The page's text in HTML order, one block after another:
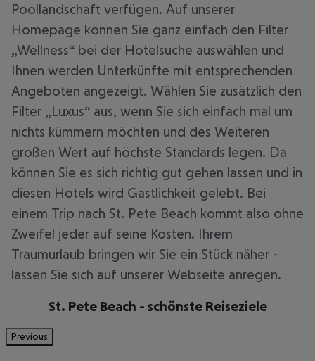
Poollandschaft verfügen. Auf unserer
Homepage können Sie ganz einfach den Filter
„Wellness“ bei der Hotelsuche auswählen und
Ihnen werden Unterkünfte mit entsprechenden
Angeboten angezeigt. Wählen Sie zusätzlich den
Filter „Luxus“ aus, wenn Sie sich einfach mal um
nichts kümmern möchten und des Weiteren
großen Wert auf höchste Standards legen. Da
können Sie es sich richtig gut gehen lassen und in
diesen Hotels wird Gastlichkeit gelebt. Bei
einem Trip nach St. Pete Beach kommt also ohne
Zweifel jeder auf seine Kosten. Ihrem
Traumurlaub bringen wir Sie ein Stück näher -
lassen Sie sich auf unserer Webseite anregen.
St. Pete Beach - schönste Reiseziele
Previous